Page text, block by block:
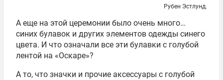
Рубен Эстлунд.
А еще на этой церемонии было очень много…
синих булавок и других элементов одежды синего
цвета. И что означали все эти булавки с голубой
лентой на «Оскаре»?
А то, что значки и прочие аксессуары с голубой